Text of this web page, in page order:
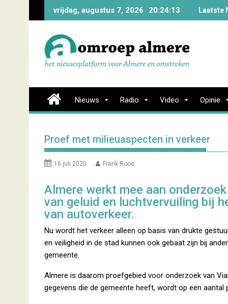
vrijdag, augustus 7, 2026 20:24:14 Laatste
Nieuws Radio Video Opinie
Proef met milieuaspecten in verkeer
16 juli 2020 Frank Roos
Almere werkt mee aan onderzoek
van geluid en luchtvervuiling bij
van autoverkeer.
Nu wordt het verkeer alleen op basis van drukte
en veiligheid in de stad kunnen ook gebaat zijn bij
gemeente.
Almere is daarom proefgebied voor onderzoek van
gegevens die de gemeente heeft, wordt op een